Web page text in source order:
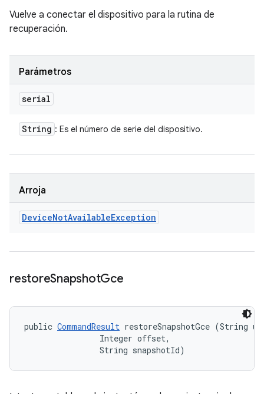
Vuelve a conectar el dispositivo para la rutina de
recuperación.
Parámetros
serial
String : Es el número de serie del dispositivo.
Arroja
DeviceNotAvailableException
restoreSnapshotGce
public CommandResult restoreSnapshotGce (String
                Integer offset,
                String snapshotId)